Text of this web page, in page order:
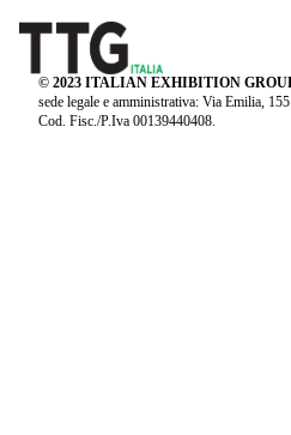
© 2023 ITALIAN EXHIBITION
sede legale e amministrativa: Via Emilia,
Cod. Fisc./P.Iva 00139440408.